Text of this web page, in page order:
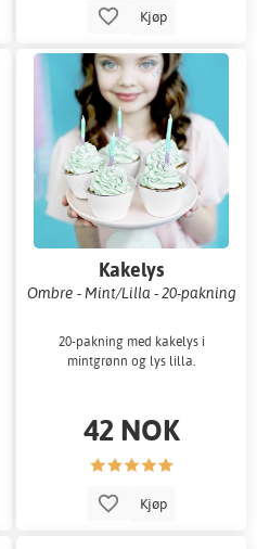
Kjøp
Kakelys
Ombre - Mint/Lilla - 20-pakning
20-pakning med kakelys i
mintgrønn og lys lilla.
42 NOK
Kjøp